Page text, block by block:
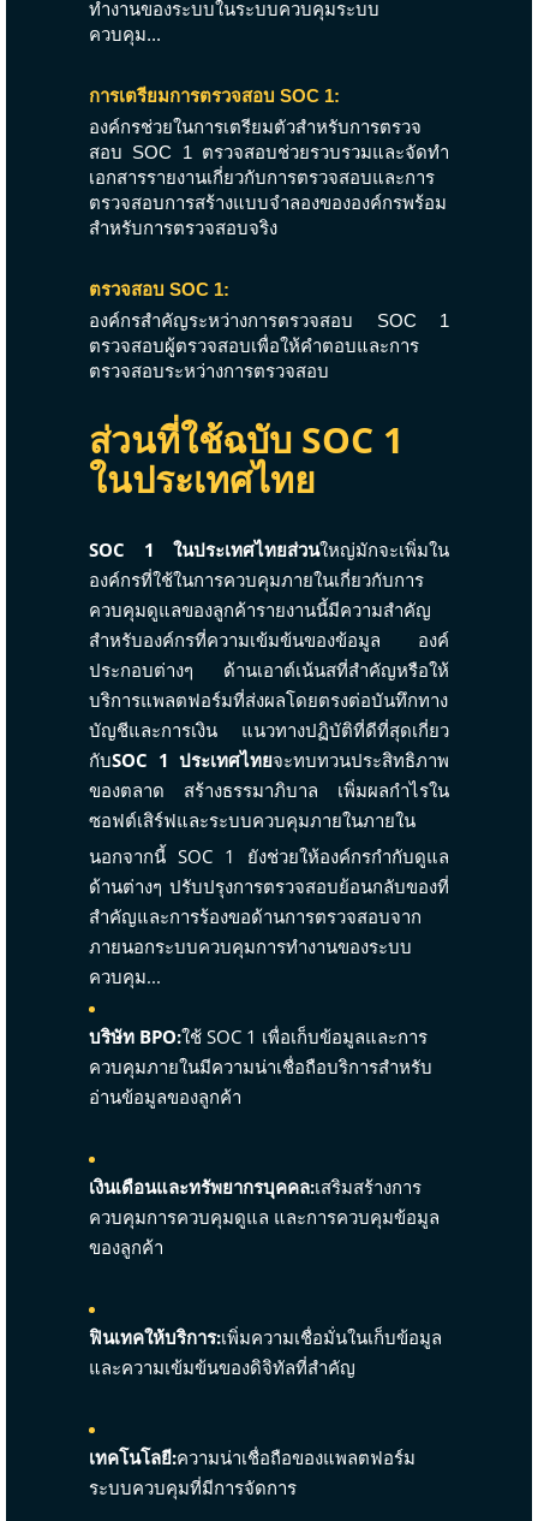
ทำงานของระบบในระบบควบคุมระบบ
ควบคุม...
การเตรียมการตรวจสอบ SOC 1:
องค์กรช่วยในการเตรียมตัวสำหรับการตรวจ
สอบ SOC 1 ตรวจสอบช่วยรวบรวมและจัดทำ
เอกสารรายงานเกี่ยวกับการตรวจสอบและการ
ตรวจสอบการสร้างแบบจำลองขององค์กรพร้อม
สำหรับการตรวจสอบจริง
ตรวจสอบ SOC 1:
องค์กรสำคัญระหว่างการตรวจสอบ SOC 1
ตรวจสอบผู้ตรวจสอบเพื่อให้คำตอบและการ
ตรวจสอบระหว่างการตรวจสอบ
ส่วนที่ใช้ฉบับ SOC 1
ในประเทศไทย
SOC 1 ในประเทศไทยส่วนใหญ่มักจะเพิ่มใน
องค์กรที่ใช้ในการควบคุมภายในเกี่ยวกับการ
ควบคุมดูแลของลูกค้ารายงานนี้มีความสำคัญ
สำหรับองค์กรที่ความเข้มข้นของข้อมูล องค์
ประกอบต่างๆ ด้านเอาต์เน้นสที่สำคัญหรือให้
บริการแพลตฟอร์มที่ส่งผลโดยตรงต่อบันทึกทาง
บัญชีและการเงิน แนวทางปฏิบัติที่ดีที่สุดเกี่ยว
กับSOC 1 ประเทศไทยจะทบทวนประสิทธิภาพ
ของตลาด สร้างธรรมาภิบาล เพิ่มผลกำไรใน
ซอฟต์เสิร์ฟและระบบควบคุมภายในภายใน
นอกจากนี้ SOC 1 ยังช่วยให้องค์กรกำกับดูแล
ด้านต่างๆ ปรับปรุงการตรวจสอบย้อนกลับของที่
สำคัญและการร้องขอด้านการตรวจสอบจาก
ภายนอกระบบควบคุมการทำงานของระบบ
ควบคุม...
บริษัท BPO:ใช้ SOC 1 เพื่อเก็บข้อมูลและการ
ควบคุมภายในมีความน่าเชื่อถือบริการสำหรับ
อ่านข้อมูลของลูกค้า
เงินเดือนและทรัพยากรบุคคล:เสริมสร้างการ
ควบคุมการควบคุมดูแล และการควบคุมข้อมูล
ของลูกค้า
ฟินเทคให้บริการ:เพิ่มความเชื่อมั่นในเก็บข้อมูล
และความเข้มข้นของดิจิทัลที่สำคัญ
เทคโนโลยี:ความน่าเชื่อถือของแพลตฟอร์ม
ระบบควบคุมที่มีการจัดการ